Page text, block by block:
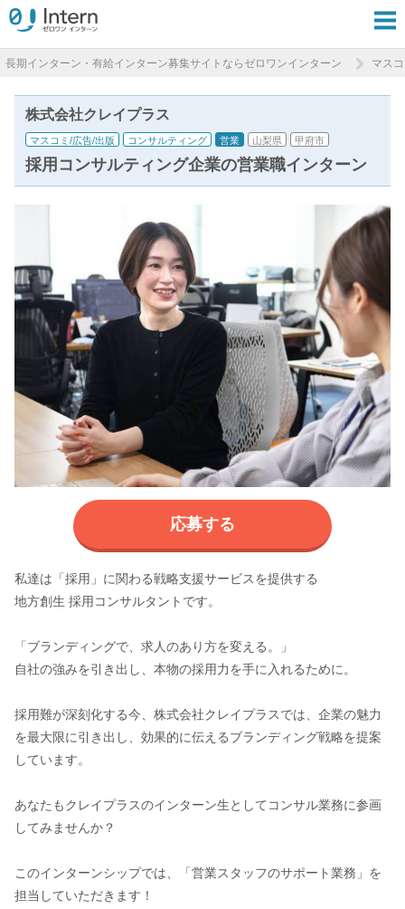
長期インターン・有給インターン募集サイトならゼロワンインターン マス
株式会社クレイプラス
マスコミ/広告/出版 コンサルティング 営業 山梨県 甲府市
採用コンサルティング企業の営業職インターン
応募する
私達は「採用」に関わる戦略支援サービスを提供する
地方創生 採用コンサルタントです。
「ブランディングで、求人のあり方を変える。」
自社の強みを引き出し、本物の採用力を手に入れるために。
採用難が深刻化する今、株式会社クレイプラスでは、企業の魅力
を最大限に引き出し、効果的に伝えるブランディング戦略を提案
しています。
あなたもクレイプラスのインターン生としてコンサル業務に参画
してみませんか？
このインターンシップでは、「営業スタッフのサポート業務」を
担当していただきます！